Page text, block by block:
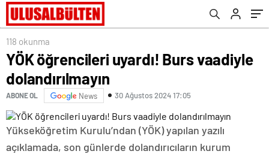
118 okunma
YÖK öğrencileri uyardı! Burs vaadiyle
dolandırılmayın
ABONE OL News 30 Ağustos 2024 17:05
Yükseköğretim Kurulu’ndan (YÖK) yapılan yazılı
açıklamada, son günlerde dolandırıcıların kurum